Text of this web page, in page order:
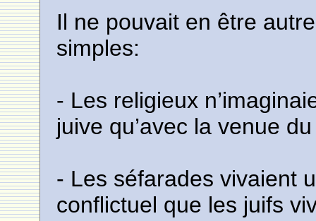
Il ne pouvait en être
simples:
- Les religieux
juive qu’avec la venue
- Les séfarades vivaient
conflictuel que les juifs